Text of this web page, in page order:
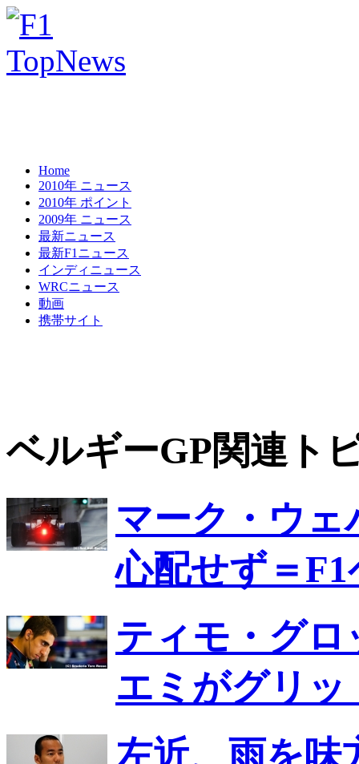
Home
2010年 ニュース
2010年 ポイント
2009年 ニュース
最新ニュース
最新F1ニュース
インディニュース
WRCニュース
動画
携帯サイト
ベルギーGP関連ト
マーク・ウェ
心配せず＝
ティモ・グ
エミがグリッ
左近、雨を味